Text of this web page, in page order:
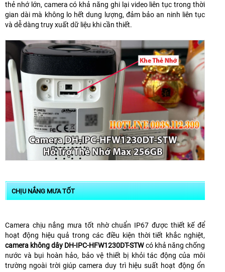
thẻ nhớ lớn, camera có khả năng ghi lại video liên tục trong thời
gian dài mà không lo hết dung lượng, đảm bảo an ninh liên tục
và dễ dàng truy xuất dữ liệu khi cần thiết.
CHỊU NẮNG MƯA TỐT
Camera chịu nắng mưa tốt nhờ chuẩn IP67 được thiết kế để
hoạt động hiệu quả trong các điều kiện thời tiết khắc nghiệt,
camera không dây DH-IPC-HFW1230DT-STWcó khả năng chống
nước và bụi hoàn hảo, bảo vệ thiết bị khỏi tác động của môi
trường ngoài trời giúp camera duy trì hiệu suất hoạt động ổn